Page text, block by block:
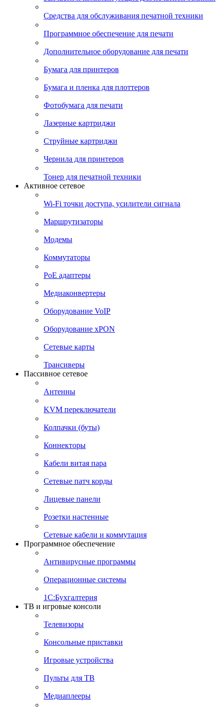
Средства для обслуживания печатной техники
Программное обеспечение для печати
Дополнительное оборудование для печати
Бумага для принтеров
Бумага и пленка для плоттеров
Фотобумага для печати
Лазерные картриджи
Струйные картриджи
Чернила для принтеров
Тонер для печатной техники
Активное сетевое
Wi-Fi точки доступа, усилители сигнала
Маршрутизаторы
Модемы
Коммутаторы
PoE адаптеры
Медиаконвертеры
Оборудование VoIP
Оборудование xPON
Сетевые карты
Трансиверы
Пассивное сетевое
Антенны
KVM переключатели
Колпачки (буты)
Коннекторы
Кабели витая пара
Сетевые патч корды
Лицевые панели
Розетки настенные
Сетевые кабели и коммутация
Программное обеспечение
Антивирусные программы
Операционные системы
1С:Бухгалтерия
ТВ и игровые консоли
Телевизоры
Консольные приставки
Игровые устройства
Пульты для ТВ
Медиаплееры